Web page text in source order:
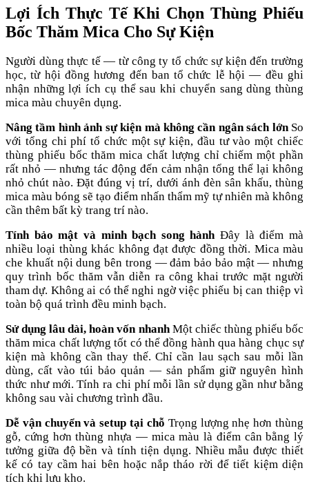
Lợi Ích Thực Tế Khi Chọn Thùng Phiếu
Bốc Thăm Mica Cho Sự Kiện
Người dùng thực tế — từ công ty tổ chức sự kiện đến trường
học, từ hội đồng hương đến ban tổ chức lễ hội — đều ghi
nhận những lợi ích cụ thể sau khi chuyển sang dùng thùng
mica màu chuyên dụng.
Nâng tầm hình ảnh sự kiện mà không cần ngân sách lớnSo
với tổng chi phí tổ chức một sự kiện, đầu tư vào một chiếc
thùng phiếu bốc thăm mica chất lượng chỉ chiếm một phần
rất nhỏ — nhưng tác động đến cảm nhận tổng thể lại không
nhỏ chút nào. Đặt đúng vị trí, dưới ánh đèn sân khấu, thùng
mica màu bóng sẽ tạo điểm nhấn thẩm mỹ tự nhiên mà không
cần thêm bất kỳ trang trí nào.
Tính bảo mật và minh bạch song hànhĐây là điểm mà
nhiều loại thùng khác không đạt được đồng thời. Mica màu
che khuất nội dung bên trong — đảm bảo bảo mật — nhưng
quy trình bốc thăm vẫn diễn ra công khai trước mặt người
tham dự. Không ai có thể nghi ngờ việc phiếu bị can thiệp vì
toàn bộ quá trình đều minh bạch.
Sử dụng lâu dài, hoàn vốn nhanhMột chiếc thùng phiếu bốc
thăm mica chất lượng tốt có thể đồng hành qua hàng chục sự
kiện mà không cần thay thế. Chỉ cần lau sạch sau mỗi lần
dùng, cất vào túi bảo quản — sản phẩm giữ nguyên hình
thức như mới. Tính ra chi phí mỗi lần sử dụng gần như bằng
không sau vài chương trình đầu.
Dễ vận chuyển và setup tại chỗ Trọng lượng nhẹ hơn thùng
gỗ, cứng hơn thùng nhựa — mica màu là điểm cân bằng lý
tưởng giữa độ bền và tính tiện dụng. Nhiều mẫu được thiết
kế có tay cầm hai bên hoặc nắp tháo rời để tiết kiệm diện
tích khi lưu kho.